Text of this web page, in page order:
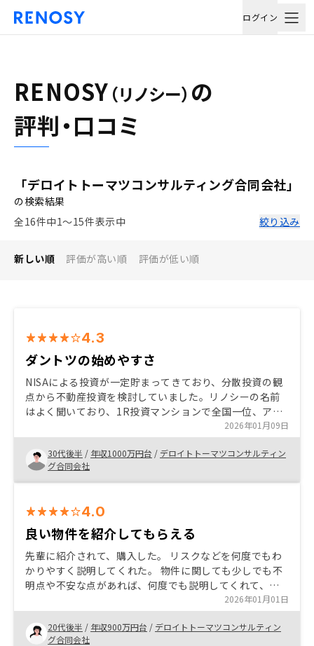
ログイン
RENOSY （リノシー） の
評判・口コミ
「デロイトトーマツコンサルティング合同会社」
の検索結果
全16件中1〜15件表示中
絞り込み
新しい順 評価が高い順 評価が低い順
4.3
ダントツの始めやすさ
NISAによる投資が一定貯まってきており、分散投資の観
点から不動産投資を検討していました。リノシーの名前
はよく聞いており、1R投資マンションで全国一位、アプ
リによる管理、を通じた始めやすさが良かったです。ま
ずはここから、少しずつ始めていきたいと考えています
1R以外の不動産投資の選択肢
2026年01月09日
30代後半 / 年収1000万円台 / デロイトトーマツコンサルティン
グ合同会社
4.0
良い物件を紹介してもらえる
先輩に紹介されて、購入した。 リスクなどを何度でもわ
かりやすく説明してくれた。 物件に関しても少しでも不
明点や不安な点があれば、何度でも説明してくれて、販
売中物件であれば全て売りつけるわけではなく、良い物
件の厳選を一緒にしてくださった。
2026年01月01日
20代後半 / 年収900万円台 / デロイトトーマツコンサルティン
グ合同会社